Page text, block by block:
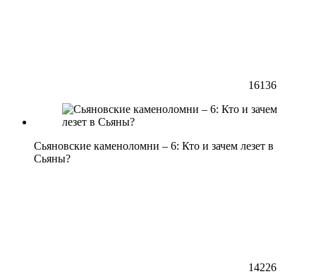
16136
Сьяновские каменоломни – 6: Кто и зачем лезет в
Сьяны?
14226